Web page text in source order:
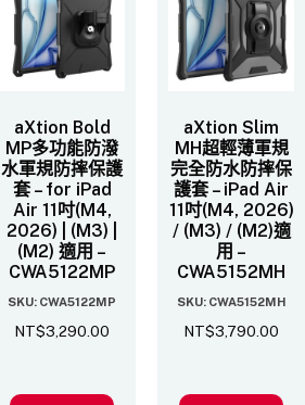
aXtion Bold
MP多功能防潑
水軍規防摔保護
套 – for iPad
Air 11吋(M4,
2026) | (M3) |
(M2) 適用 –
CWA5122MP
SKU: CWA5122MP
NT$3,290.00
aXtion Slim
MH超輕薄軍規
完全防水防摔保
護套 – iPad Air
11吋(M4, 2026)
/ (M3) / (M2)適
用 –
CWA5152MH
SKU: CWA5152MH
NT$3,790.00